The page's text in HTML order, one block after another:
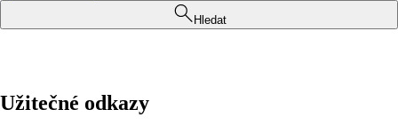
Hledat
Užitečné odkazy